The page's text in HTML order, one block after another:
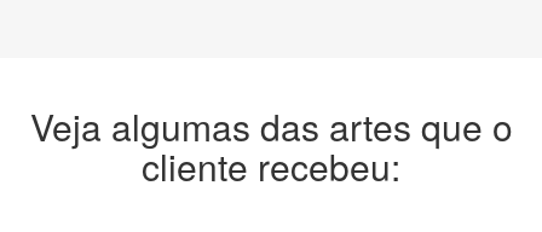
Veja algumas das artes que o
cliente recebeu: